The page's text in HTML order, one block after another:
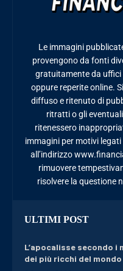
Le immagini
provengono da fonti
gratuitamente da
oppure reperite online.
diffuso e ritenuto di
ritratti o gli
ritenessero
immagini per motivi
all’indirizzo
rimuovere
risolvere la questione
ULTIMI POST
L’apocalisse secondo
dei più ricchi del mondo